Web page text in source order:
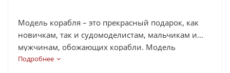
Модель корабля – это прекрасный подарок, как
новичкам, так и судомоделистам, мальчикам и
мужчинам, обожающих корабли. Модель
прекрасно впишется в интерьер и украсит
Подробнее